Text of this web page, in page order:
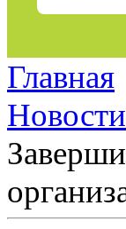
Главная
Новости